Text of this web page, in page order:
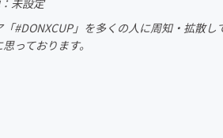
ゲーム・サービス開発
未設定
「#DONXCUP」を多くの人に周知・拡散
っております。